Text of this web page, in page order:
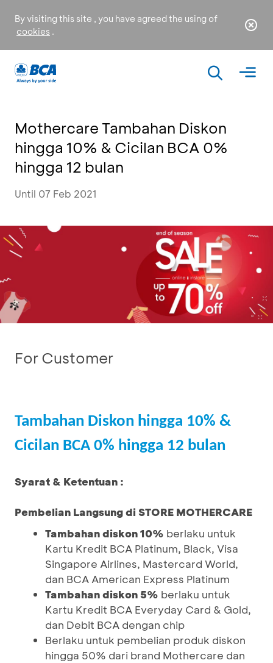
By visiting this site , you have agreed the using of
cookies .
Mothercare Tambahan Diskon
hingga 10% & Cicilan BCA 0%
hingga 12 bulan
Until 07 Feb 2021
For Customer
Tambahan Diskon hingga 10% &
Cicilan BCA 0% hingga 12 bulan
Syarat & Ketentuan :
Pembelian Langsung di STORE MOTHERCARE
Tambahan diskon 10% berlaku untuk
Kartu Kredit BCA Platinum, Black, Visa
Singapore Airlines, Mastercard World,
dan BCA American Express Platinum
Tambahan diskon 5% berlaku untuk
Kartu Kredit BCA Everyday Card & Gold,
dan Debit BCA dengan chip
Berlaku untuk pembelian produk diskon
hingga 50% dari brand Mothercare dan